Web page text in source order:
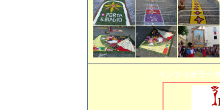
インフィオラー